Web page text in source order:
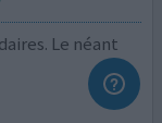
Le néant